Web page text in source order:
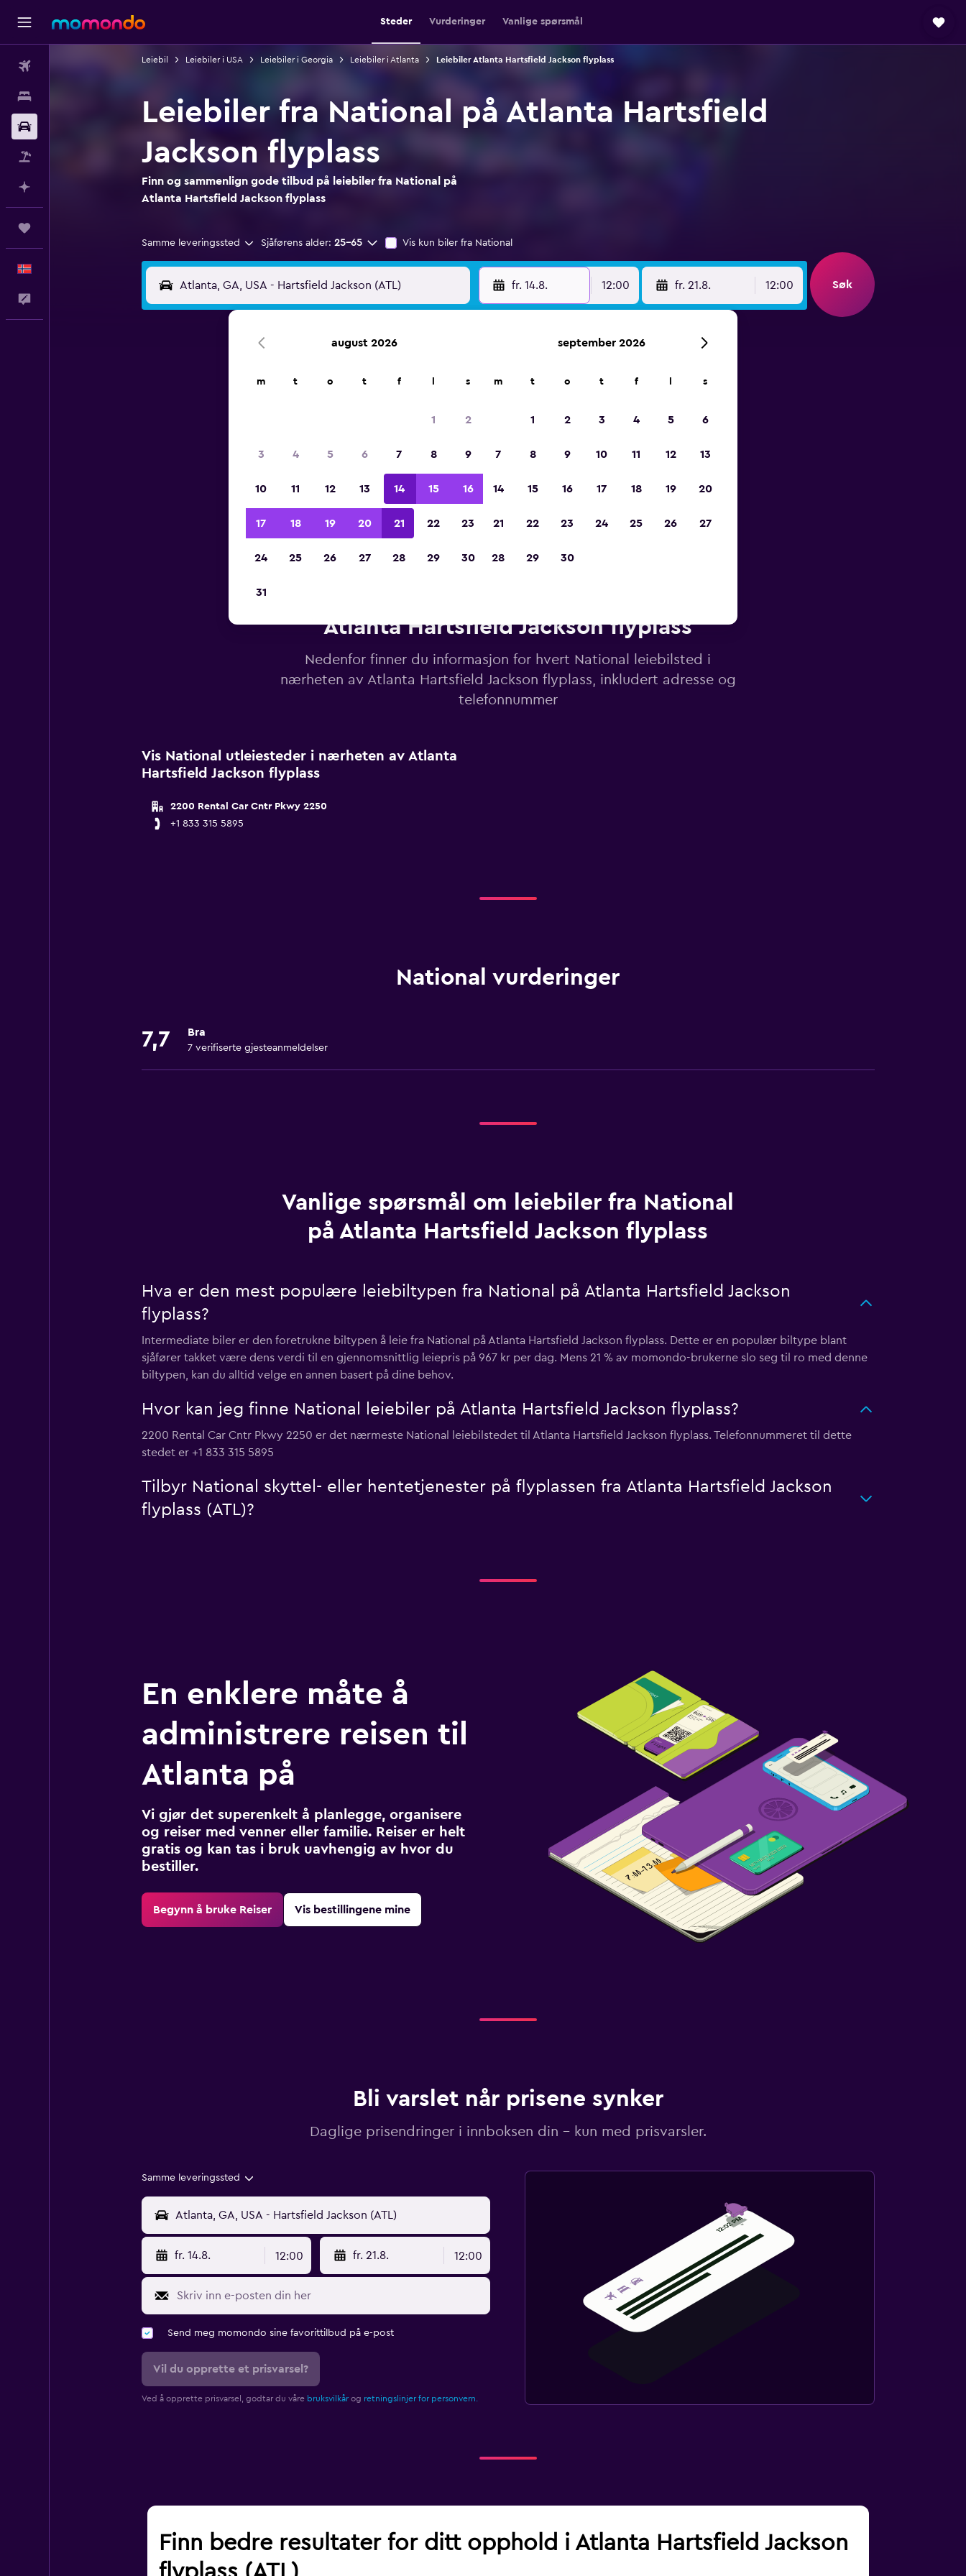
Steder Vurderinger Vanlige spørsmål
Leiebil Leiebiler i USA Leiebiler i Georgia Leiebiler i Atlanta Leiebiler Atlanta Hartsfield Jackson flyplass
Leiebiler fra National på Atlanta Hartsfield
Jackson flyplass
Finn og sammenlign gode tilbud på leiebiler fra National på
Atlanta Hartsfield Jackson flyplass
Samme leveringssted Sjåførens alder: 25–65 Vis kun biler fra National
fr. 14.8. 12:00 fr. 21.8. 12:00 Søk
2023
Atlanta Hartsfield Jackson flyplass
Nedenfor finner du informasjon for hvert National leiebilsted i
nærheten av Atlanta Hartsfield Jackson flyplass, inkludert adresse og
telefonnummer
Vis National utleiesteder i nærheten av Atlanta
Hartsfield Jackson flyplass
2200 Rental Car Cntr Pkwy 2250
+1 833 315 5895
National vurderinger
7,7 Bra
7 verifiserte gjesteanmeldelser
Vanlige spørsmål om leiebiler fra National
på Atlanta Hartsfield Jackson flyplass
Hva er den mest populære leiebiltypen fra National på Atlanta Hartsfield Jackson
flyplass?
Intermediate biler er den foretrukne biltypen å leie fra National på Atlanta Hartsfield Jackson flyplass. Dette er en populær biltype blant
sjåfører takket være dens verdi til en gjennomsnittlig leiepris på 967 kr per dag. Mens 21 % av momondo-brukerne slo seg til ro med denne
biltypen, kan du alltid velge en annen basert på dine behov.
Hvor kan jeg finne National leiebiler på Atlanta Hartsfield Jackson flyplass?
2200 Rental Car Cntr Pkwy 2250 er det nærmeste National leiebilstedet til Atlanta Hartsfield Jackson flyplass. Telefonnummeret til dette
stedet er +1 833 315 5895
Tilbyr National skyttel- eller hentetjenester på flyplassen fra Atlanta Hartsfield Jackson
flyplass (ATL)?
En enklere måte å
administrere reisen til
Atlanta på
Vi gjør det superenkelt å planlegge, organisere
og reiser med venner eller familie. Reiser er helt
gratis og kan tas i bruk uavhengig av hvor du
bestiller.
Begynn å bruke Reiser Vis bestillingene mine
Bli varslet når prisene synker
Daglige prisendringer i innboksen din – kun med prisvarsler.
Samme leveringssted
fr. 14.8. 12:00 fr. 21.8. 12:00
Send meg momondo sine favorittilbud på e-post
Vil du opprette et prisvarsel?
Ved å opprette prisvarsel, godtar du våre bruksvilkårog retningslinjer for personvern.
Finn bedre resultater for ditt opphold i Atlanta Hartsfield Jackson
august 2026
m t o t f s
1 2
3 4 5 6 7 8 9
10 11 12 13 14 15 16
17 18 19 20 21 22 23
24 25 26 27 28 29 30
31
september 2026
m t o t f s
1 2 3 4 5 6
7 8 9 10 11 12 13
14 15 16 17 18 19 20
21 22 23 24 25 26 27
28 29 30